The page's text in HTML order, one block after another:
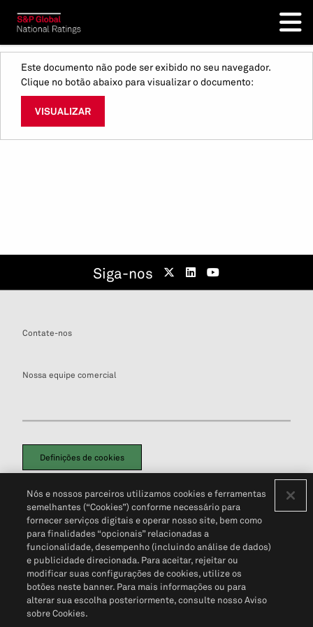
Este documento não pode ser exibido no seu navegador.
Clique no botão abaixo para visualizar o documento:
VISUALIZAR
Siga-nos
Contate-nos
Nossa equipe comercial
Definições de cookies
Política de PrivacidadePortal de privacidade do cliente (em inglês)
Não Venda Minhas Informações Pessoais© 2026 S&P Global
Nós e nossos parceiros utilizamos cookies e ferramentas
semelhantes (“Cookies”) conforme necessário para
fornecer serviços digitais e operar nosso site, bem como
para finalidades “opcionais” relacionadas a
funcionalidade, desempenho (incluindo análise de dados)
e publicidade direcionada. Para aceitar, rejeitar ou
modificar suas configurações de cookies, utilize os
botões neste banner. Para mais informações ou para
alterar sua escolha posteriormente, consulte nosso Aviso
sobre Cookies.